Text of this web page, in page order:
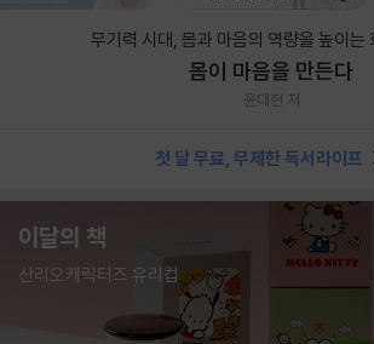
무기력 시대, 몸과 마음의 역량을 높이는
몸이 마음을 만든다
윤대현 저
첫 달 무료, 무제한 독서라이프
이달의 책
산리오캐릭터즈 유리컵